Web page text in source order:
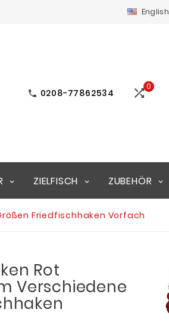
English
 0208-77862534 0
ZIELFISCH ZUBEHÖR
Friedfischhaken Vorfach
Rot
Verschiedene